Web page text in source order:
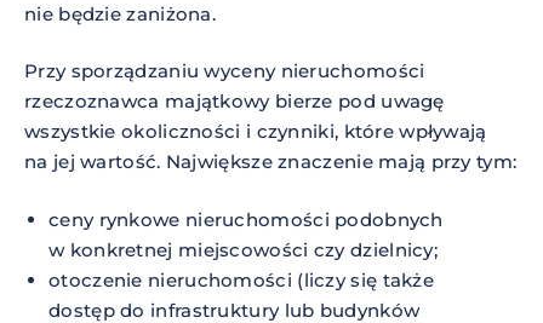
nie będzie zaniżona.
Przy sporządzaniu wyceny nieruchomości
rzeczoznawca majątkowy bierze pod uwagę
wszystkie okoliczności i czynniki, które wpływają
na jej wartość. Największe znaczenie mają przy tym:
ceny rynkowe nieruchomości podobnych
w konkretnej miejscowości czy dzielnicy;
otoczenie nieruchomości (liczy się także
dostęp do infrastruktury lub budynków